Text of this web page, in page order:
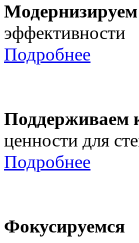
Модернизируем
эффективности
Подробнее
Поддерживаем
ценности для
Подробнее
Фокусируемся